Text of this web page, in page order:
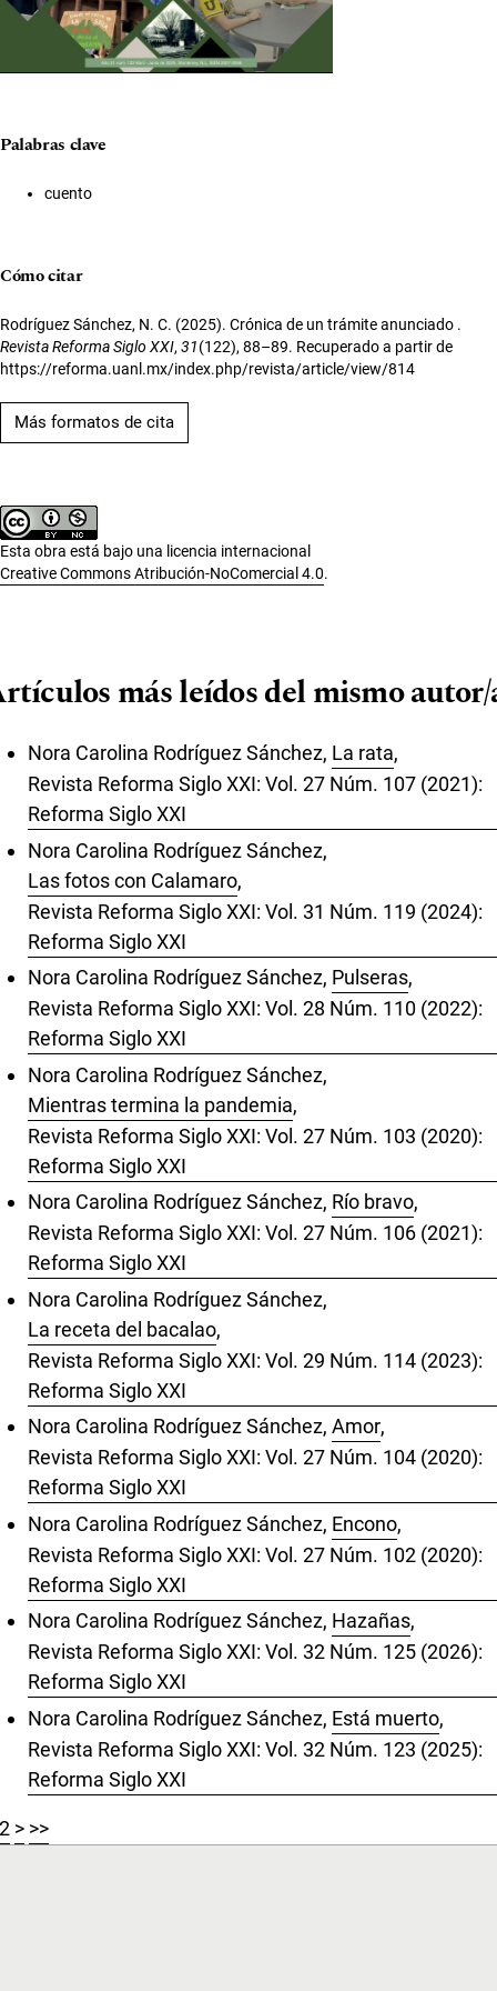
Palabras clave
cuento
Cómo citar
Rodríguez Sánchez, N. C. (2025). Crónica de un trámite anunciado .
Revista Reforma Siglo XXI, 31(122), 88–89. Recuperado a partir de
https://reforma.uanl.mx/index.php/revista/article/view/814
Más formatos de cita
Esta obra está bajo una licencia internacional
Creative Commons Atribución-NoComercial 4.0.
más leídos del mismo
Nora Carolina Rodríguez Sánchez, La rata,
Revista Reforma Siglo XXI: Vol. 27 Núm. 107 (2021):
Reforma Siglo XXI
Nora Carolina Rodríguez Sánchez,
Las fotos con Calamaro,
Revista Reforma Siglo XXI: Vol. 31 Núm. 119 (2024):
Reforma Siglo XXI
Nora Carolina Rodríguez Sánchez, Pulseras,
Revista Reforma Siglo XXI: Vol. 28 Núm. 110 (2022):
Reforma Siglo XXI
Nora Carolina Rodríguez Sánchez,
Mientras termina la pandemia,
Revista Reforma Siglo XXI: Vol. 27 Núm. 103 (2020):
Reforma Siglo XXI
Nora Carolina Rodríguez Sánchez, Río bravo,
Revista Reforma Siglo XXI: Vol. 27 Núm. 106 (2021):
Reforma Siglo XXI
Nora Carolina Rodríguez Sánchez,
La receta del bacalao,
Revista Reforma Siglo XXI: Vol. 29 Núm. 114 (2023):
Reforma Siglo XXI
Nora Carolina Rodríguez Sánchez, Amor,
Revista Reforma Siglo XXI: Vol. 27 Núm. 104 (2020):
Reforma Siglo XXI
Nora Carolina Rodríguez Sánchez, Encono,
Revista Reforma Siglo XXI: Vol. 27 Núm. 102 (2020):
Reforma Siglo XXI
Nora Carolina Rodríguez Sánchez, Hazañas,
Revista Reforma Siglo XXI: Vol. 32 Núm. 125 (2026):
Reforma Siglo XXI
Nora Carolina Rodríguez Sánchez, Está muerto,
Revista Reforma Siglo XXI: Vol. 32 Núm. 123 (2025):
Reforma Siglo XXI
2 > >>